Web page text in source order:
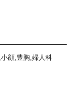
小顔 豊胸 婦人科